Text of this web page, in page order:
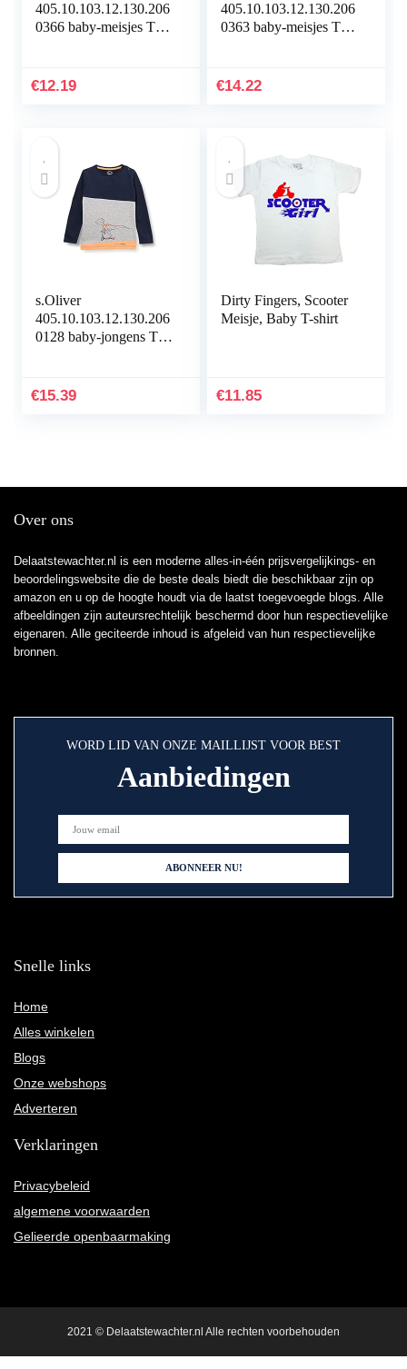
405.10.103.12.130.206
0366 baby-meisjes T-
€12.19
405.10.103.12.130.206
0363 baby-meisjes T-
€14.22
s.Oliver
405.10.103.12.130.206
0128 baby-jongens T-
€15.39
Dirty Fingers, Scooter
Meisje, Baby T-shirt
€11.85
Over ons
Delaatstewachter.nl is een moderne alles-in-één prijsvergelijkings- en
beoordelingswebsite die de beste deals biedt die beschikbaar zijn op
amazon en u op de hoogte houdt via de laatst toegevoegde blogs. Alle
afbeeldingen zijn auteursrechtelijk beschermd door hun respectievelijke
eigenaren. Alle geciteerde inhoud is afgeleid van hun respectievelijke
bronnen.
WORD LID VAN ONZE MAILLIJST VOOR BEST
Aanbiedingen
Snelle links
Home
Alles winkelen
Blogs
Onze webshops
Adverteren
Verklaringen
Privacybeleid
algemene voorwaarden
Gelieerde openbaarmaking
2021 © Delaatstewachter.nl Alle rechten voorbehouden